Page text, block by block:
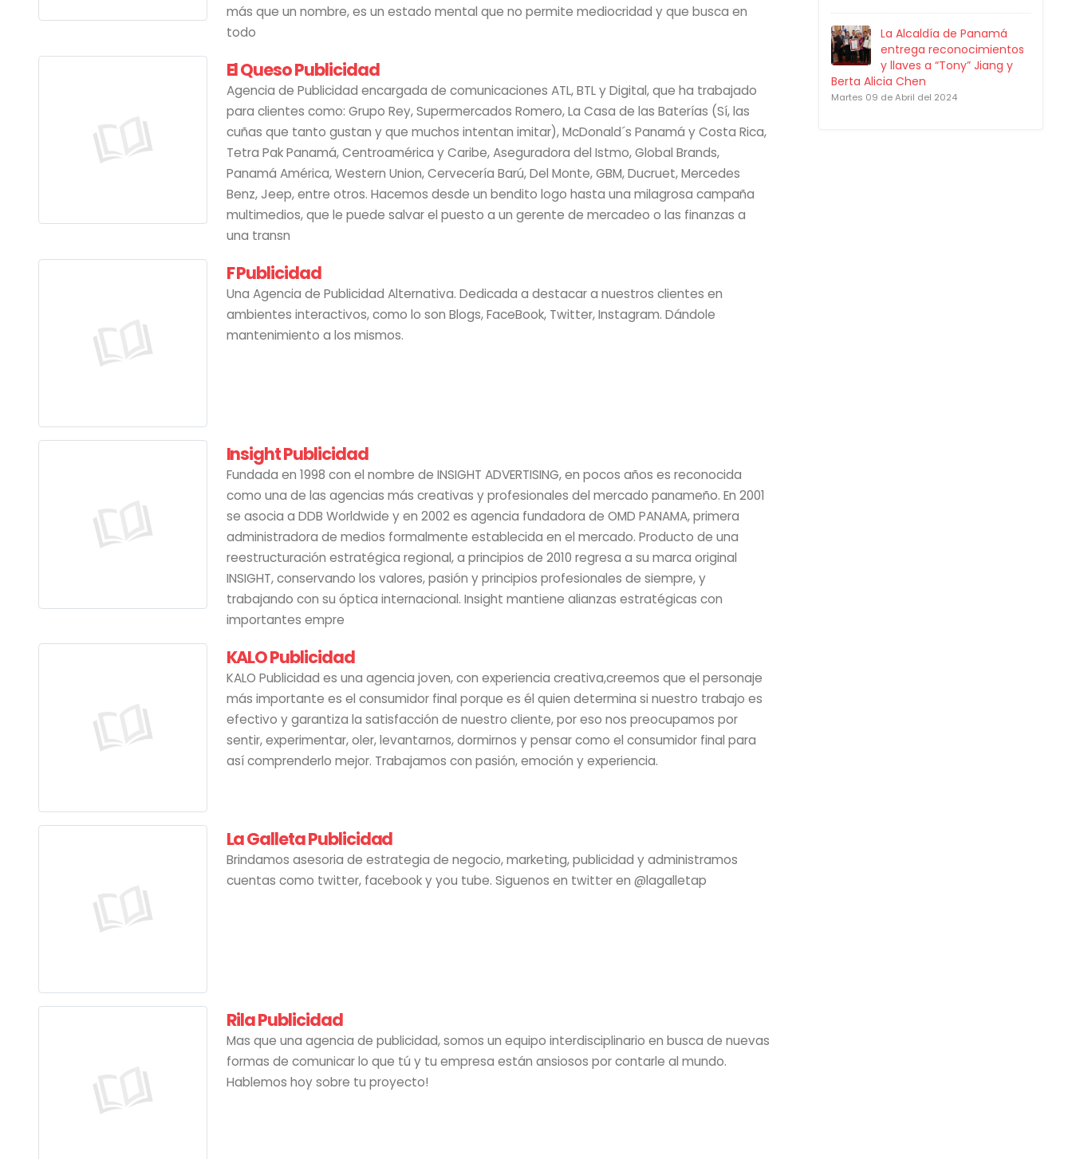
más que un nombre, es un estado mental que no permite mediocridad y que busca en
todo
El Queso Publicidad
Agencia de Publicidad encargada de comunicaciones ATL, BTL y Digital, que ha trabajado
para clientes como: Grupo Rey, Supermercados Romero, La Casa de las Baterías (Sí, las
cuñas que tanto gustan y que muchos intentan imitar), McDonald´s Panamá y Costa Rica,
Tetra Pak Panamá, Centroamérica y Caribe, Aseguradora del Istmo, Global Brands,
Panamá América, Western Union, Cervecería Barú, Del Monte, GBM, Ducruet, Mercedes
Benz, Jeep, entre otros. Hacemos desde un bendito logo hasta una milagrosa campaña
multimedios, que le puede salvar el puesto a un gerente de mercadeo o las finanzas a
una transn
F Publicidad
Una Agencia de Publicidad Alternativa. Dedicada a destacar a nuestros clientes en
ambientes interactivos, como lo son Blogs, FaceBook, Twitter, Instagram. Dándole
mantenimiento a los mismos.
Insight Publicidad
Fundada en 1998 con el nombre de INSIGHT ADVERTISING, en pocos años es reconocida
como una de las agencias más creativas y profesionales del mercado panameño. En 2001
se asocia a DDB Worldwide y en 2002 es agencia fundadora de OMD PANAMA, primera
administradora de medios formalmente establecida en el mercado. Producto de una
reestructuración estratégica regional, a principios de 2010 regresa a su marca original
INSIGHT, conservando los valores, pasión y principios profesionales de siempre, y
trabajando con su óptica internacional. Insight mantiene alianzas estratégicas con
importantes empre
KALO Publicidad
KALO Publicidad es una agencia joven, con experiencia creativa,creemos que el personaje
más importante es el consumidor final porque es él quien determina si nuestro trabajo es
efectivo y garantiza la satisfacción de nuestro cliente, por eso nos preocupamos por
sentir, experimentar, oler, levantarnos, dormirnos y pensar como el consumidor final para
así comprenderlo mejor. Trabajamos con pasión, emoción y experiencia.
La Galleta Publicidad
Brindamos asesoria de estrategia de negocio, marketing, publicidad y administramos
cuentas como twitter, facebook y you tube. Siguenos en twitter en @lagalletap
Rila Publicidad
Mas que una agencia de publicidad, somos un equipo interdisciplinario en busca de nuevas
formas de comunicar lo que tú y tu empresa están ansiosos por contarle al mundo.
Hablemos hoy sobre tu proyecto!
La Alcaldía de Panamá
entrega reconocimientos
y llaves a “Tony” Jiang y
Berta Alicia Chen
Martes 09 de Abril del 2024